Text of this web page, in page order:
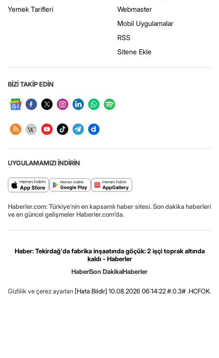
Yemek Tarifleri
Webmaster
Mobil Uygulamalar
RSS
Sitene Ekle
BİZİ TAKİP EDİN
UYGULAMAMIZI İNDİRİN
Haberler.com: Türkiye’nin en kapsamlı haber sitesi. Son dakika haberleri
ve en güncel gelişmeler Haberler.com’da.
Haber: Tekirdağ'da fabrika inşaatında göçük: 2 işçi toprak altında
kaldı - Haberler
HaberSon DakikaHaberler
Gizlilik ve çerez ayarları [Hata Bildir] 10.08.2026 06:14:22 #.0.3# .HCFOK.